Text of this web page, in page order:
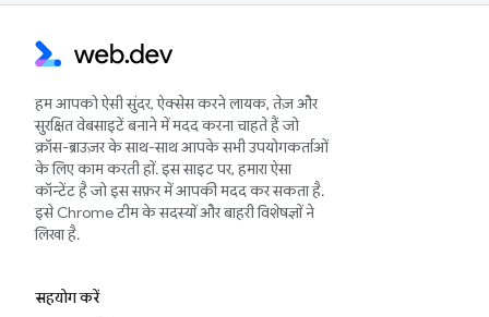
हम आपको ऐसी सुंदर, ऐक्सेस करने लायक, तेज़ और
सुरक्षित वेबसाइटें बनाने में मदद करना चाहते हैं जो
क्रॉस-ब्राउज़र के साथ-साथ आपके सभी उपयोगकर्ताओं
के लिए काम करती हों. इस साइट पर, हमारा ऐसा
कॉन्टेंट है जो इस सफ़र में आपकी मदद कर सकता है.
इसे Chrome टीम के सदस्यों और बाहरी विशेषज्ञों ने
लिखा है.
सहयोग करें